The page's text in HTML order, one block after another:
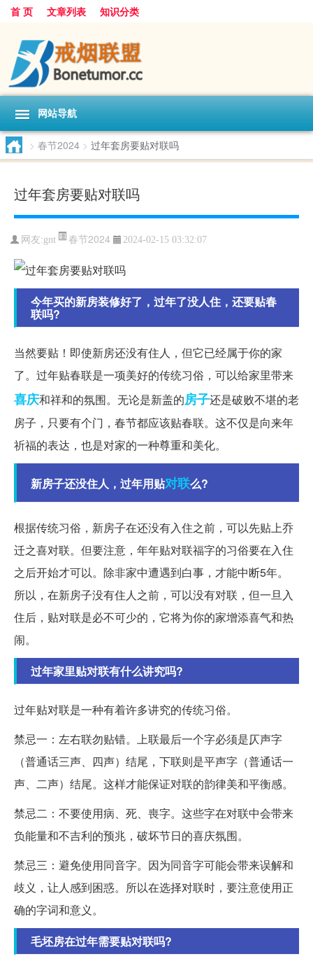
首 页 文章列表 知识分类
网站导航
> 春节2024 > 过年套房要贴对联吗
过年套房要贴对联吗
网友:gnt 春节2024 2024-02-15 03:32:07
今年买的新房装修好了，过年了没人住，还要贴春
联吗?
当然要贴！即使新房还没有住人，但它已经属于你的家
了。过年贴春联是一项美好的传统习俗，可以给家里带来
喜庆和祥和的氛围。无论是新盖的房子还是破败不堪的老
房子，只要有个门，春节都应该贴春联。这不仅是向来年
祈福的表达，也是对家的一种尊重和美化。
新房子还没住人，过年用贴对联么?
根据传统习俗，新房子在还没有入住之前，可以先贴上乔
迁之喜对联。但要注意，年年贴对联福字的习俗要在入住
之后开始才可以。除非家中遭遇到白事，才能中断5年。
所以，在新房子没有住人之前，可以没有对联，但一旦入
住后，贴对联是必不可少的，它将为你的家增添喜气和热
闹。
过年家里贴对联有什么讲究吗?
过年贴对联是一种有着许多讲究的传统习俗。
禁忌一：左右联勿贴错。上联最后一个字必须是仄声字
（普通话三声、四声）结尾，下联则是平声字（普通话一
声、二声）结尾。这样才能保证对联的韵律美和平衡感。
禁忌二：不要使用病、死、喪字。这些字在对联中会带来
负能量和不吉利的预兆，破坏节日的喜庆氛围。
禁忌三：避免使用同音字。因为同音字可能会带来误解和
歧义，让人感到困惑。所以在选择对联时，要注意使用正
确的字词和意义。
毛坯房在过年需要贴对联吗?